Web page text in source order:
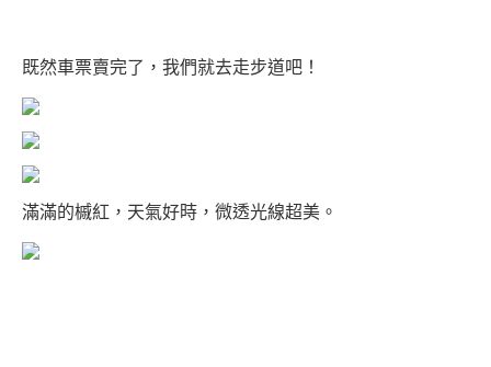
既然車票賣完了，我們就去走步道吧！
滿滿的槭紅，天氣好時，微透光線超美。